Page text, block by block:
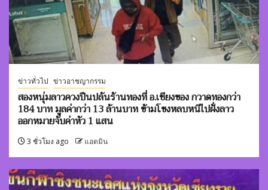
ข่าวทั่วไป ข่าวอาชญากรรม
สองหนุ่มลาวควงปืนปล้นร้านทองที่ อ.เชียงของ กวาดทองกว่า
184 บาท มูลค่ากว่า 13 ล้านบาท ข้ามโขงหลบหนีไปฝั่งลาว
ออกหมายจับค่าหัว 1 แสน
3 ชั่วโมง ago แอดมิน